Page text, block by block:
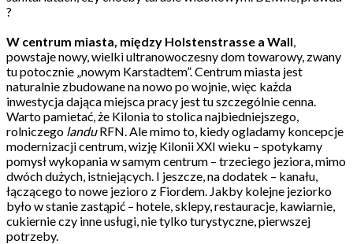
?
W centrum miasta, między Holstenstrasse a Wall,
powstaje nowy, wielki ultranowoczesny dom towarowy, zwany
tu potocznie „nowym Karstadtem”. Centrum miasta jest
naturalnie zbudowane na nowo po wojnie, więc każda
inwestycja dająca miejsca pracy jest tu szczególnie cenna.
Warto pamietać, że Kilonia to stolica najbiedniejszego,
rolniczego landuRFN. Ale mimo to, kiedy ogladamy koncepcje
modernizacji centrum, wizję Kilonii XXI wieku – spotykamy
pomysł wykopania w samym centrum – trzeciego jeziora, mimo
dwóch dużych, istniejących. I jeszcze, na dodatek – kanału,
łączącego to nowe jezioro z Fiordem. Jakby kolejne jeziorko
było w stanie zastąpić – hotele, sklepy, restauracje, kawiarnie,
cukiernie czy inne usługi, nie tylko turystyczne, pierwszej
potrzeby.